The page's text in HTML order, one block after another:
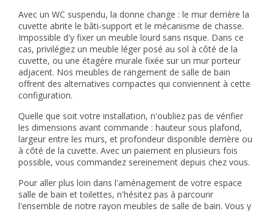
Avec un WC suspendu, la donne change : le mur derrière la
cuvette abrite le bâti-support et le mécanisme de chasse.
Impossible d'y fixer un meuble lourd sans risque. Dans ce
cas, privilégiez un meuble léger posé au sol à côté de la
cuvette, ou une étagère murale fixée sur un mur porteur
adjacent. Nos meubles de rangement de salle de bain
offrent des alternatives compactes qui conviennent à cette
configuration.
Quelle que soit votre installation, n'oubliez pas de vérifier
les dimensions avant commande : hauteur sous plafond,
largeur entre les murs, et profondeur disponible derrière ou
à côté de la cuvette. Avec un paiement en plusieurs fois
possible, vous commandez sereinement depuis chez vous.
Pour aller plus loin dans l'aménagement de votre espace
salle de bain et toilettes, n'hésitez pas à parcourir
l'ensemble de notre rayon meubles de salle de bain. Vous y